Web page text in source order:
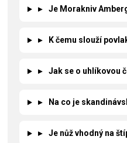
▸ Je Morakniv
▸ K čemu slouží
▸ Jak se o uhlíkovou
▸ Na co je
▸ Je nůž vhodný na